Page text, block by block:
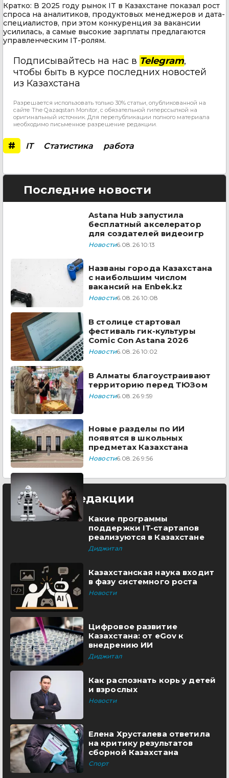
Кратко: В 2025 году рынок IT в Казахстане показал рост
спроса на аналитиков, продуктовых менеджеров и дата-
специалистов, при этом конкуренция за вакансии
усилилась, а самые высокие зарплаты предлагаются
управленческим IT-ролям.
Подписывайтесь на нас в Telegram,
чтобы быть в курсе последних новостей
из Казахстана
Разрешается использовать только 30% статьи, опубликованной на
сайте The Qazaqstan Monitor, с обязательной гиперссылкой на
оригинальный источник. Для перепубликации полного материала
необходимо письменное разрешение редакции.
# IT Статистика работа
Последние новости
Astana Hub запустила
бесплатный акселератор
для создателей видеоигр
Новости6.08.26 10:13
Названы города Казахстана
с наибольшим числом
вакансий на Enbek.kz
Новости6.08.26 10:08
В столице стартовал
фестиваль гик-культуры
Comic Con Astana 2026
Новости6.08.26 10:02
В Алматы благоустраивают
территорию перед ТЮЗом
Новости6.08.26 9:59
Новые разделы по ИИ
появятся в школьных
предметах Казахстана
Новости6.08.26 9:56
Выбор редакции
Какие программы
поддержки IT-стартапов
реализуются в Казахстане
Диджитал
Казахстанская наука входит
в фазу системного роста
Новости
Цифровое развитие
Казахстана: от eGov к
внедрению ИИ
Диджитал
Как распознать корь у детей
и взрослых
Новости
Елена Хрусталева ответила
на критику результатов
сборной Казахстана
Спорт